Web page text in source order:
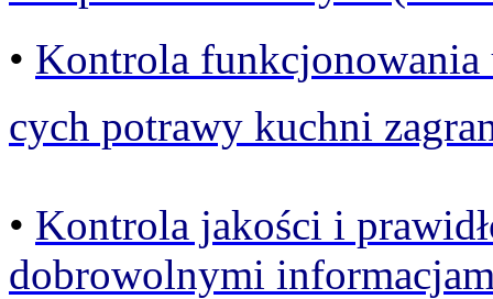
• Kontrola funkcjonowania
cych potrawy kuchni
• Kontrola jakości i
dobrowolnymi